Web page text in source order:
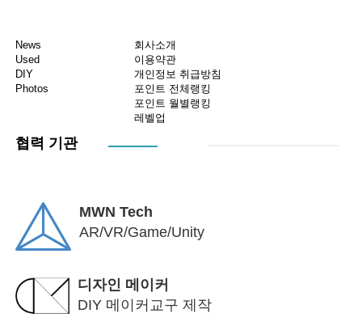
News
Used
DIY
Photos
회사소개
이용약관
개인정보 취급방침
포인트 전체랭킹
포인트 월별랭킹
레벨업
협력 기관
MWN Tech
AR/VR/Game/Unity
디자인 메이커
DIY 메이커교구 제작